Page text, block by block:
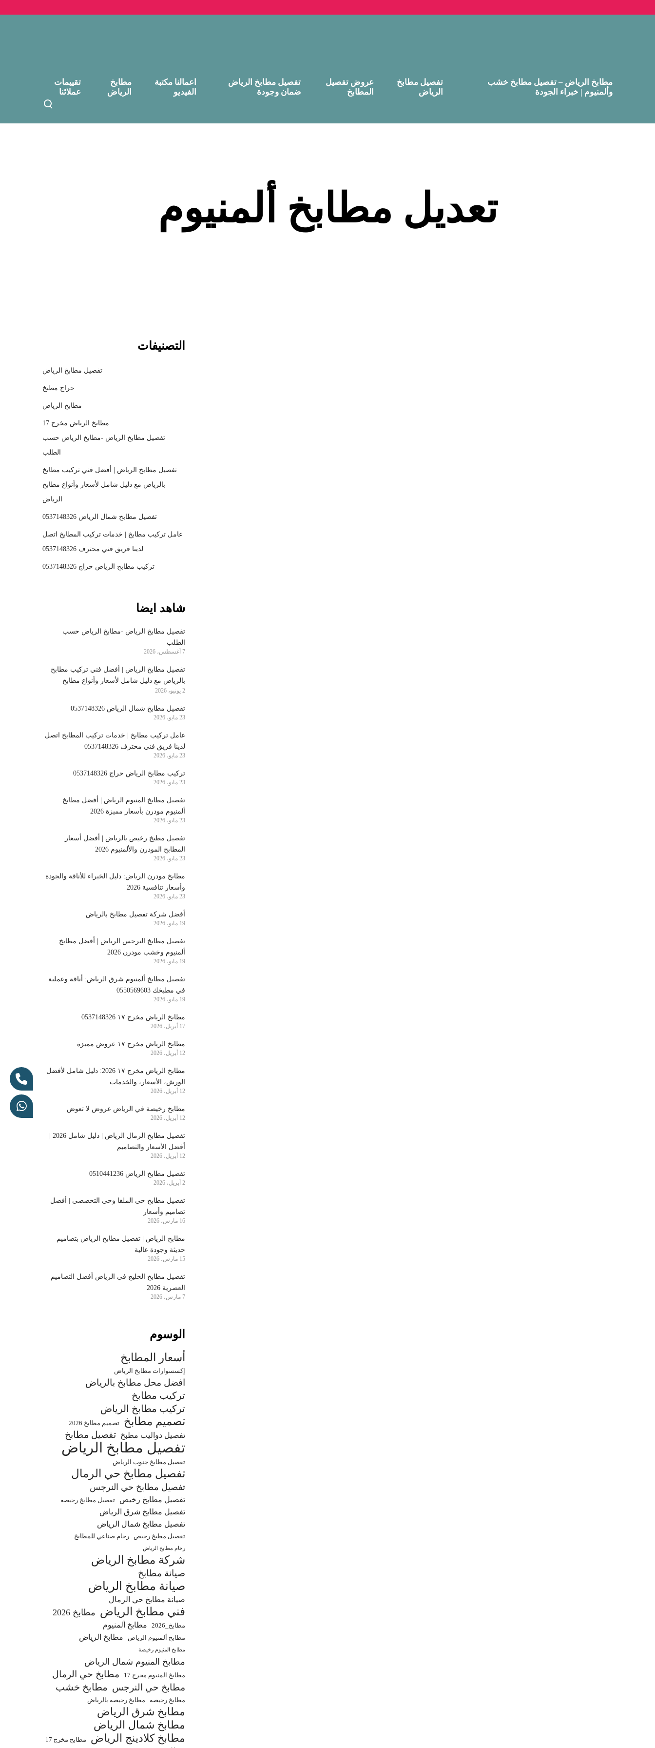
مطابخ الرياض – تفصيل مطابخ خشب
وألمنيوم | خبراء الجودة
تفصيل مطابخ
الرياض
عروض تفصيل
المطابخ
تفصيل مطابخ الرياض
ضمان وجودة
اعمالنا مكتبة
الفيديو
مطابخ
الرياض
تقييمات
عملائنا
T
g
تعديل مطابخ ألمنيوم
التصنيفات
تفصيل مطابخ الرياض
حراج مطبخ
مطابخ الرياض
مطابخ الرياض مخرج 17
تفصيل مطابخ الرياض -مطابخ الرياض حسب
الطلب
تفصيل مطابخ الرياض | أفضل فني تركيب مطابخ
بالرياض مع دليل شامل لأسعار وأنواع مطابخ
الرياض
تفصيل مطابخ شمال الرياض 0537148326
عامل تركيب مطابخ | خدمات تركيب المطابخ اتصل
لدينا فريق فني محترف 0537148326
تركيب مطابخ الرياض حراج 0537148326
شاهد ايضا
تفصيل مطابخ الرياض -مطابخ الرياض حسب
الطلب
7 أغسطس، 2026
تفصيل مطابخ الرياض | أفضل فني تركيب مطابخ
بالرياض مع دليل شامل لأسعار وأنواع مطابخ
الرياض
2 يونيو، 2026
تفصيل مطابخ شمال الرياض 0537148326
23 مايو، 2026
عامل تركيب مطابخ | خدمات تركيب المطابخ اتصل
لدينا فريق فني محترف 0537148326
23 مايو، 2026
تركيب مطابخ الرياض حراج 0537148326
23 مايو، 2026
تفصيل مطابخ المنيوم الرياض | أفضل مطابخ
ألمنيوم مودرن بأسعار مميزة 2026
23 مايو، 2026
تفصيل مطبخ رخيص بالرياض | أفضل أسعار
المطابخ المودرن والألمنيوم 2026
23 مايو، 2026
مطابخ مودرن الرياض: دليل الخبراء للأناقة والجودة
وأسعار تنافسية 2026
23 مايو، 2026
أفضل شركة تفصيل مطابخ بالرياض
19 مايو، 2026
تفصيل مطابخ النرجس الرياض | أفضل مطابخ
ألمنيوم وخشب مودرن 2026
19 مايو، 2026
تفصيل مطابخ ألمنيوم شرق الرياض: أناقة وعملية
في مطبخك 0550569603
19 مايو، 2026
مطابخ الرياض مخرج ١٧ 0537148326
17 أبريل، 2026
مطابخ الرياض مخرج ١٧ عروض مميزة
12 أبريل، 2026
مطابخ الرياض مخرج ١٧ 2026: دليل شامل لأفضل
الورش، الأسعار، والخدمات
12 أبريل، 2026
مطابخ رخيصة في الرياض عروض لا تعوض
12 أبريل، 2026
أفضل الأسعار والتصاميم
12 أبريل، 2026
تفصيل مطابخ الرياض 0510441236
2 أبريل، 2026
تفصيل مطابخ حي الملقا وحي التخصصي | أفضل
تصاميم وأسعار
16 مارس، 2026
مطابخ الرياض | تفصيل مطابخ الرياض بتصاميم
حديثة وجودة عالية
15 مارس، 2026
تفصيل مطابخ الخليج في الرياض أفضل التصاميم
العصرية 2026
7 مارس، 2026
الوسوم
أسعار المطابخ
إكسسوارات مطابخ الرياض
افضل محل مطابخ بالرياض
تركيب مطابخ
تركيب مطابخ الرياض
تصميم مطابخ تصميم مطابخ 2026
تفصيل دواليب مطبخ تفصيل مطابخ
تفصيل مطابخ الرياض
تفصيل مطابخ جنوب الرياض
تفصيل مطابخ حي الرمال
تفصيل مطابخ حي النرجس
تفصيل مطابخ رخيص تفصيل مطابخ رخيصة
تفصيل مطابخ شرق الرياض
تفصيل مطابخ شمال الرياض
تفصيل مطبخ رخيص رخام صناعي للمطابخ
رخام مطابخ الرياض
شركة مطابخ الرياض
صيانة مطابخ
صيانة مطابخ الرياض
صيانة مطابخ حي الرمال
فني مطابخ الرياض مطابخ 2026
مطابخ_2026 مطابخ ألمنيوم
مطابخ ألمنيوم الرياض مطابخ الرياض
مطابخ المنيوم رخيصة
مطابخ المنيوم شمال الرياض
مطابخ المنيوم مخرج 17
مطابخ حي الرمال
مطابخ حي النرجس مطابخ خشب
مطابخ رخيصة مطابخ رخيصة بالرياض
مطابخ شرق الرياض
مطابخ شمال الرياض
مطابخ كلادينج الرياض
مطابخ مخرج 17